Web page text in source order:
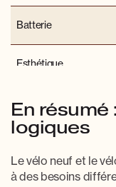
Batterie
Esthétique
Fiabilité
Budget
Garantie
En résumé
logiques
Le vélo neuf et le
à des besoins